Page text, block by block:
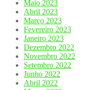
Maio 2023
Abril 2023
Março 2023
Fevereiro 2023
Janeiro 2023
Dezembro 2022
Novembro 2022
Setembro 2022
Junho 2022
Abril 2022